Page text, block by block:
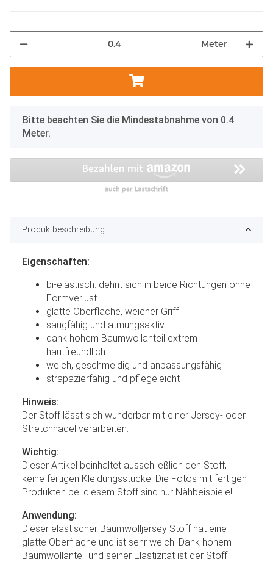
Meter
x
Bitte beachten Sie die Mindestabnahme von 0.4
Meter.
Produktbeschreibung
Eigenschaften:
bi-elastisch: dehnt sich in beide Richtungen ohne
Formverlust
glatte Oberfläche, weicher Griff
saugfähig und atmungsaktiv
dank hohem Baumwollanteil extrem
hautfreundlich
weich, geschmeidig und anpassungsfähig
strapazierfähig und pflegeleicht
Hinweis:
Der Stoff lässt sich wunderbar mit einer Jersey- oder
Stretchnadel verarbeiten.
Wichtig:
Dieser Artikel beinhaltet ausschließlich den Stoff,
keine fertigen Kleidungsstücke. Die Fotos mit fertigen
Produkten bei diesem Stoff sind nur Nähbeispiele!
Anwendung:
Dieser elastischer Baumwolljersey Stoff hat eine
glatte Oberfläche und ist sehr weich. Dank hohem
Baumwollanteil und seiner Elastizität ist der Stoff